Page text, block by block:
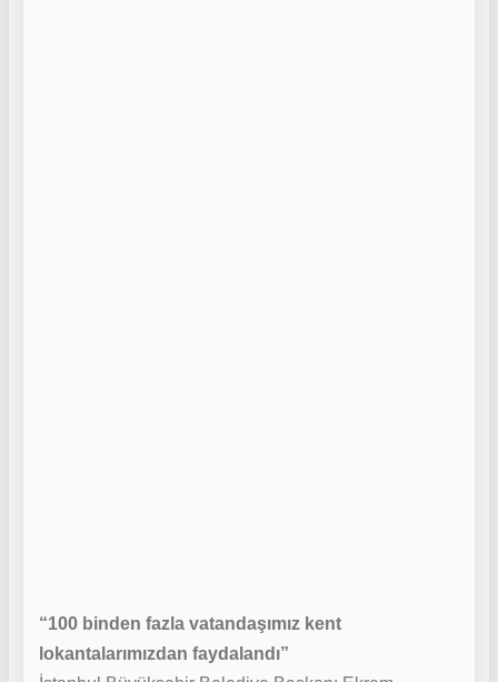
“100 binden fazla vatandaşımız kent
lokantalarımızdan faydalandı”